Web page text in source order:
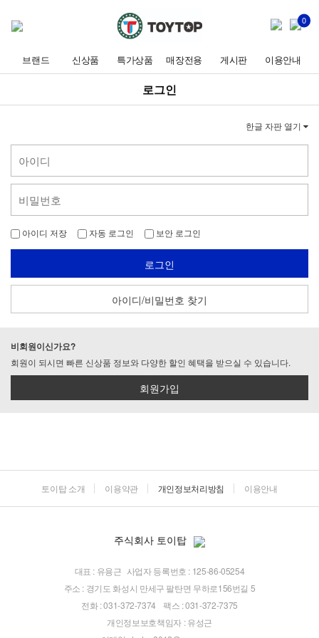
0
브랜드 신상품 특가상품 매장전용 게시판 이용안내
로그인
한글 자판 열기
아이디 저장 자동 로그인 보안 로그인
로그인
아이디/비밀번호 찾기
비회원이신가요?
회원이 되시면 빠른 신상품 정보와 다양한 할인 혜택을 받으실 수 있습니다.
회원가입
토이탑 소개 이용약관 개인정보처리방침 이용안내
주식회사 토이탑
대표 : 유용근 사업자 등록번호 : 125-86-05254
주소 : 경기도 화성시 만세구 팔탄면 무하로156번길 5
전화 : 031-372-7374
팩스 : 031-372-7375
개인정보보호책임자 : 유성근